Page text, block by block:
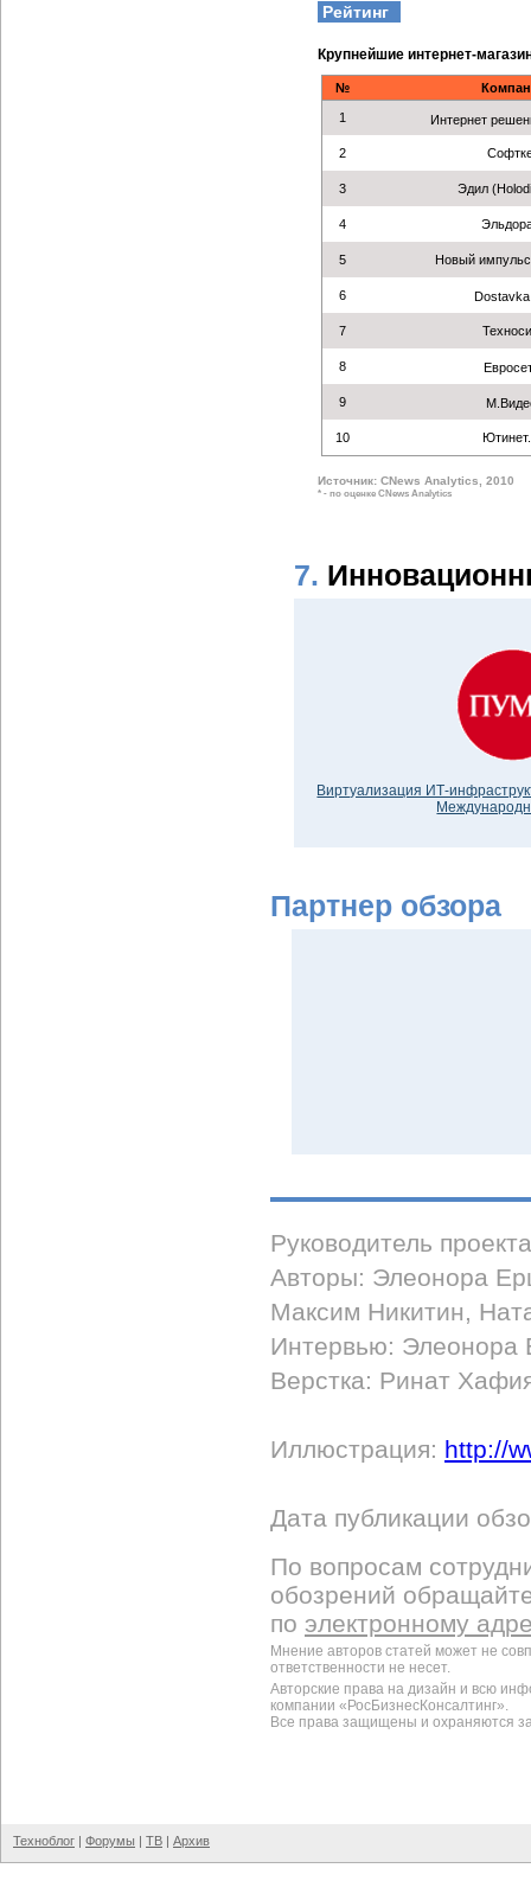
Рейтинг
Крупнейшие интернет-
№
1 Интернет
2
3 Эдил
4
5 Новый
6
7
8
9
10
Источник: CNews Analytics, 2010
* - по оценке CNews Analytics
7.
Виртуализация ИТ-
Партнер обзора
Руководитель
Авторы: Элеонора
Максим Никитин,
Интервью: Элеонора
Верстка: Ринат
Иллюстрация: http://
Дата публикации
По вопросам
обозрений
по электронному
Мнение авторов статей может не
ответственности не несет.
Авторские права на дизайн и всю
компании «РосБизнесКонсалтинг».
Все права защищены и охраняются
Техноблог | Форумы | ТВ | Архив